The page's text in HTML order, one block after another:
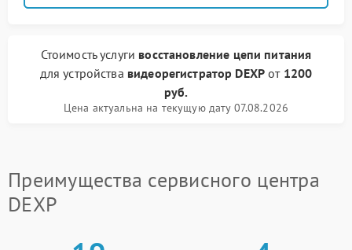
Стоимость услуги восстановление цепи питания
для устройства видеорегистратор DEXP от 1200
руб.
Цена актуальна на текущую дату 07.08.2026
Преимущества сервисного центра
DEXP